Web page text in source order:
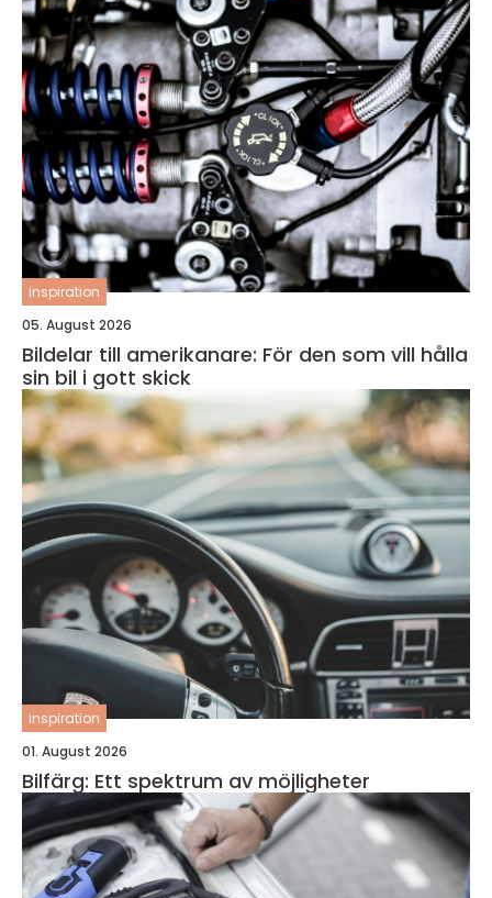
inspiration
05. August 2026
Bildelar till amerikanare: För den som vill hålla
sin bil i gott skick
inspiration
01. August 2026
Bilfärg: Ett spektrum av möjligheter